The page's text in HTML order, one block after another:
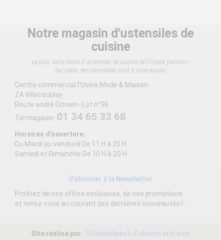
Notre magasin d'ustensiles de
cuisine
Le plus vaste choix d'ustensiles de cuisine de l'Ouest parisien !
Sur place, des conseillers sont à votre écoute.
Centre commercial l'Usine Mode & Maison
ZA Villacoublay
Route andré Citroën -Lot n°36
Tél magasin: 01 34 65 33 68
Horaires d'ouverture:
Du Mardi au vendredi De 11 H à 20 H
Samedi et Dimanche De 10 H à 20 H
S'abonner à la Newsletter
Profitez de nos offres exclusives, de nos promotions
et tenez-vous au courant des dernières nouveautés !
Site réalisé par: GoldenMarket- Création site web